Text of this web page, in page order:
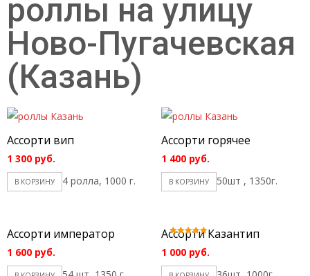
роллы на улицу
Ново-Пугачевская
(Казань)
Ассорти вип
1 300 руб.
В КОРЗИНУ 4 ролла, 1000 г.
Ассорти горячее
1 400 руб.
В КОРЗИНУ 50шт , 1350г.
Ассорти император
1 600 руб.
Ассорти Казантип
Оценка
из 5
1 000 руб.